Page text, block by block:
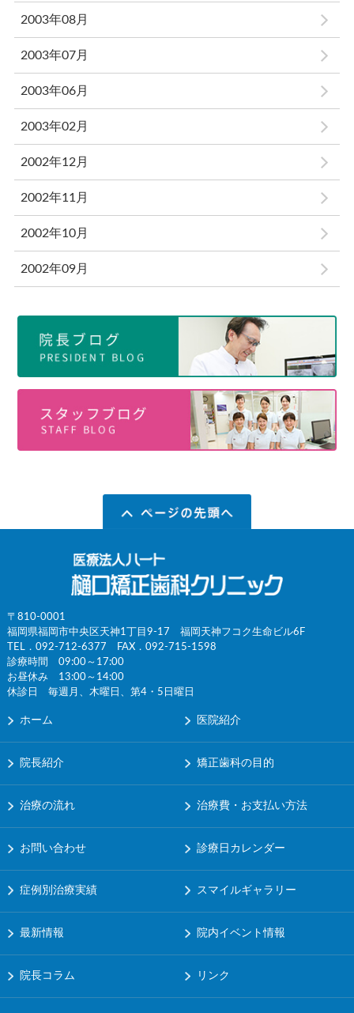
2003年08月
2003年07月
2003年06月
2003年02月
2002年12月
2002年11月
2002年10月
2002年09月
〒810-0001
福岡県福岡市中央区天神1丁目9-17 福岡天神フコク生命ビル6F
TEL． 092-712-6377 FAX．092-715-1598
診療時間 09:00～17:00
お昼休み 13:00～14:00
休診日 毎週月、木曜日、第4・5日曜日
ホーム 医院紹介
院長紹介 矯正歯科の目的
治療の流れ 治療費・お支払い方法
お問い合わせ 診療日カレンダー
症例別治療実績 スマイルギャラリー
最新情報 院内イベント情報
院長コラム リンク